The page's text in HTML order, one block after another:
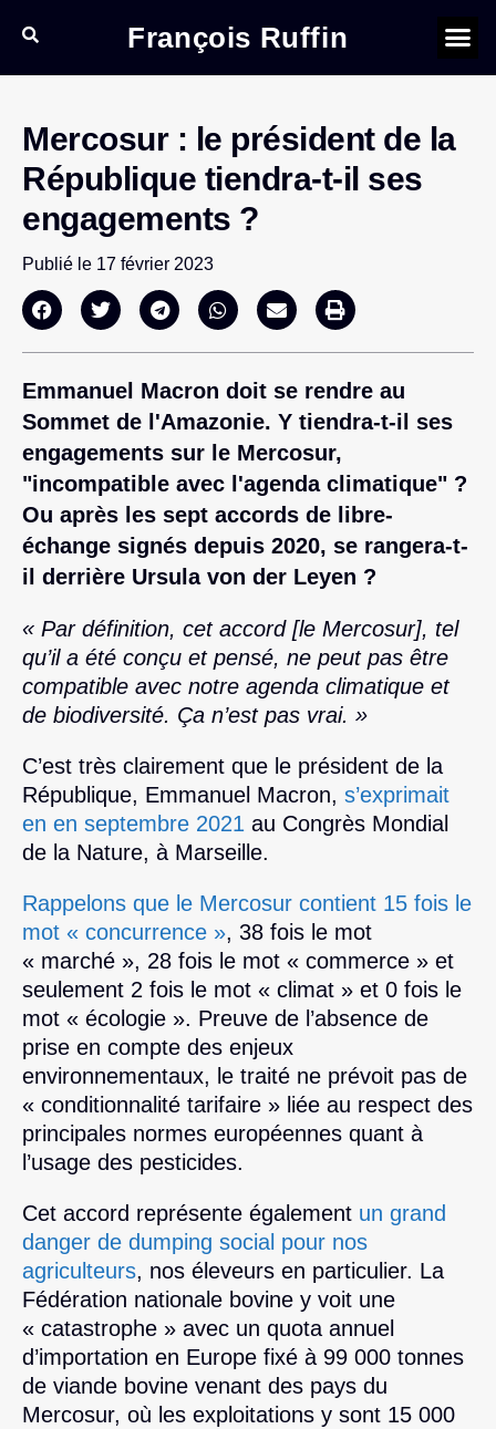
François Ruffin
Mercosur : le président de la
République tiendra-t-il ses
engagements ?
Publié le 17 février 2023
Emmanuel Macron doit se rendre au
Sommet de l'Amazonie. Y tiendra-t-il ses
engagements sur le Mercosur,
"incompatible avec l'agenda climatique" ?
Ou après les sept accords de libre-
échange signés depuis 2020, se rangera-t-
il derrière Ursula von der Leyen ?
« Par définition, cet accord [le Mercosur], tel
qu’il a été conçu et pensé, ne peut pas être
compatible avec notre agenda climatique et
de biodiversité. Ça n’est pas vrai. »
C’est très clairement que le président de la
République, Emmanuel Macron, s’exprimait
en en septembre 2021 au Congrès Mondial
de la Nature, à Marseille.
Rappelons que le Mercosur contient 15 fois le
mot « concurrence », 38 fois le mot
« marché », 28 fois le mot « commerce » et
seulement 2 fois le mot « climat » et 0 fois le
mot « écologie ». Preuve de l’absence de
prise en compte des enjeux
environnementaux, le traité ne prévoit pas de
« conditionnalité tarifaire » liée au respect des
principales normes européennes quant à
l’usage des pesticides.
Cet accord représente également un grand
danger de dumping social pour nos
agriculteurs, nos éleveurs en particulier. La
Fédération nationale bovine y voit une
« catastrophe » avec un quota annuel
d’importation en Europe fixé à 99 000 tonnes
de viande bovine venant des pays du
Mercosur, où les exploitations y sont 15 000